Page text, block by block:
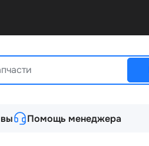
Помощь менеджера